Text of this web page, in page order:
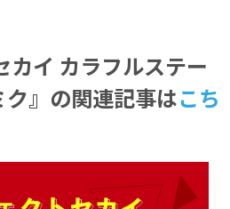
カイ カラフルステー
』の関連記事はこち